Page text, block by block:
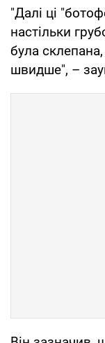
"Далі ці
настільки
була
швидше", –